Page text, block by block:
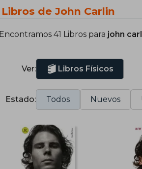
Libros de John Carlin
Encontramos 41 Libros para john
Ver: Libros Físicos
Estado: Todos Nuevos